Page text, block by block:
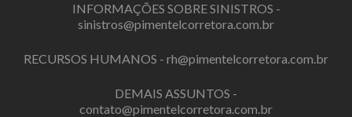
INFORMAÇÕES SOBRE SINISTROS -
sinistros@pimentelcorretora.com.br
RECURSOS HUMANOS - rh@pimentelcorretora.com.br
DEMAIS ASSUNTOS -
contato@pimentelcorretora.com.br